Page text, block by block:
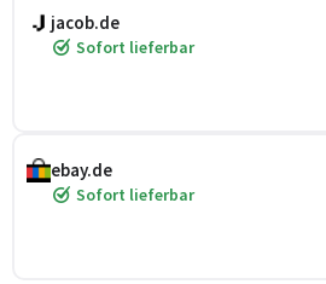
jacob.de
Sofort lieferbar
ebay.de
Sofort lieferbar